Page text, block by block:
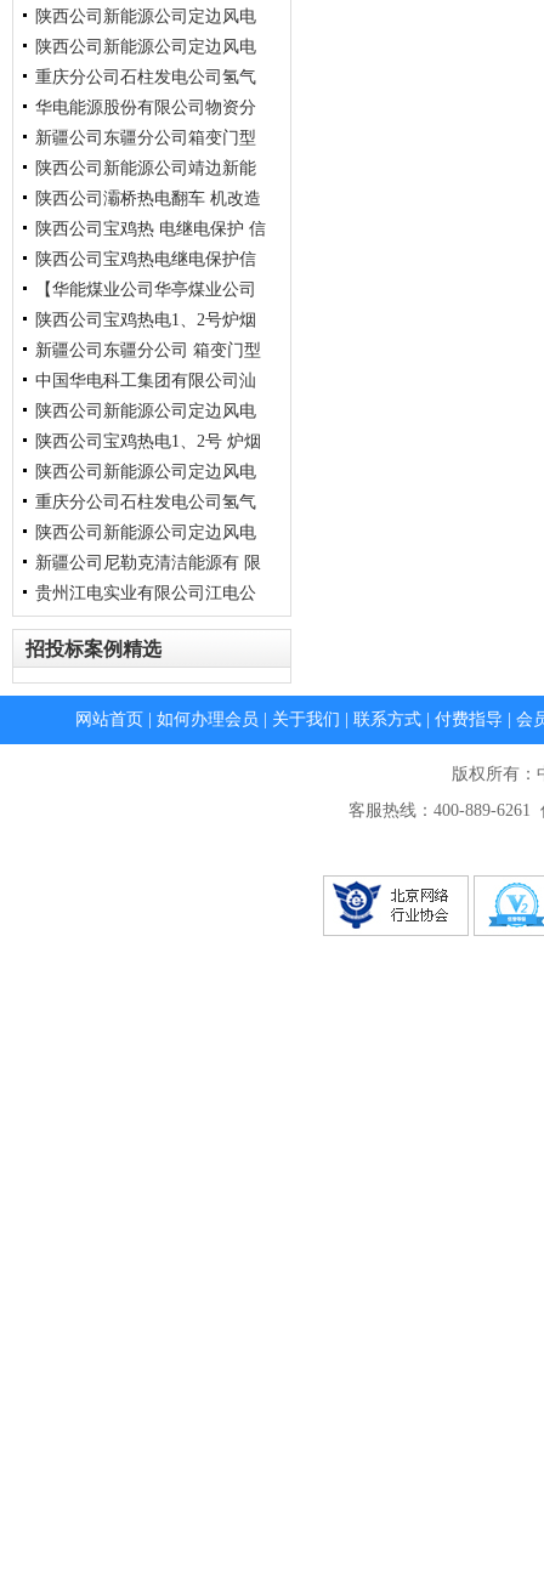
陕西公司新能源公司定边风电
张家山、油房庄风场33台风机
齿轮 箱中空轴漏油改造项
陕西公司新能源公司定边风电
张家山、油房庄风场33台风 机
齿轮箱中空轴漏油改造项
重庆分公司石柱发电公司氢气
管道焊接工艺改良项目施工类
询比采购公告（变更）
华电能源股份有限公司物资分
公司SHR260407XB03 哈热公司
7号机组凝汽器及冷油器端
新疆公司东疆分公司箱变门型
杆下引 线改造询比采购公告
（变更）
陕西公司新能源公司靖边新能
源元梁山风场17台天威风机变
桨系统升级改造项目询比
陕西公司灞桥热电翻车 机改造
询比采购公告（变更）
陕西公司宝鸡热 电继电保护 信
息子站更新改造施工询比采购
公告 （变更）
陕西公司宝鸡热电继电保护信
息子站更新改 造施工询比采购
公告（变更）
【华能煤业公司华亭煤业公司
清能煤化工公司10KV高压真空
断路器招标项目】招标公告
陕西公司宝鸡热电1、2号炉烟
风道非金属 膨胀节蒙皮更换施
工询比采购公告（变更）
新疆公司东疆分公司 箱变门型
杆下引线改造询比采购公告
（变更）
中国华电科工集团有限公司汕
头水岛-安装工程谈判采购公告
陕西公司新能源公司定边风电
油房庄风场15台三一机 组变桨
电机编码 器改造项目询比
陕西公司宝鸡热电1、2号 炉烟
风道非金属膨胀节蒙皮更换施
工询比采购公告（变更）
陕西公司新能源公司定边风电
油房庄风场 15台三一机组变桨
电机编码器 改造项目询比
重庆分公司石柱发电公司氢气
管道 焊接工艺改良项目施工类
询比采购公告（变更）
陕西公司新能源公司定边风电
张家山、油房庄风场25台明阳
机组艾默生变流器IGBT扩
新疆公司尼勒克清洁能源有 限
公司直流电缆防护性改造项目
贵州江电实业有限公司江电公
修工程项目询比采购公告
招投标案例精选
网站首页 如何办理会员 关于我们 联系方式 付费指导 会
版权所有
客服热线：400-889-6261